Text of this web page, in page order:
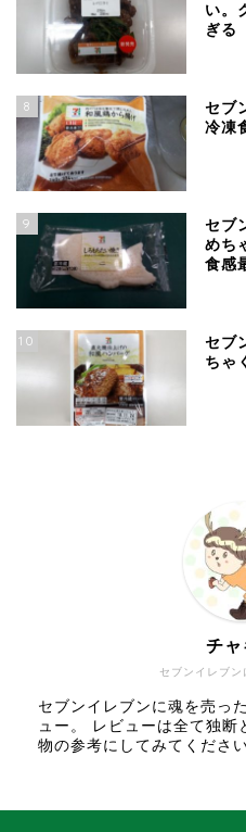
い。
ぎる
8
セブ
冷凍
9
セブ
めち
食感
10
セブ
ちゃ
セブンイレブン
チャ
セブンイレブンに魂を売っ
ュー。 レビューは全て独
物の参考にしてみてください